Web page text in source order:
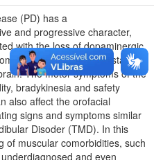
(PD) has a
and progressive character,
with the loss of dopaminergic
portion of the substantia
The motor symptoms of the
bradykinesia and safety
also affect the orofacial
signs and symptoms similar
Disoder (TMD). In this
of muscular comorbidities, such
and even